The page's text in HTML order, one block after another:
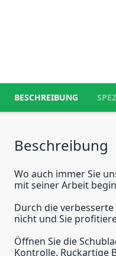
BESCHREIBUNG
Beschreibung
Wo auch immer Sie
mit seiner Arbeit
Durch die
nicht und Sie
Öffnen Sie die
Kontrolle. Ruckartige